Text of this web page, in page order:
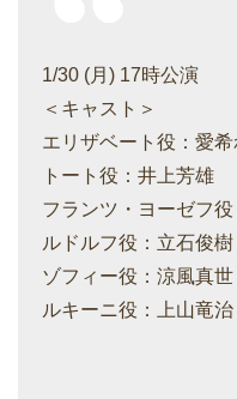
1/30 (月) 17時公演
＜キャスト＞
エリザベート役：愛
トート役：井上芳雄
フランツ・ヨーゼフ
ルドルフ役：立石俊樹
ゾフィー役：涼風真世
ルキーニ役：上山竜治